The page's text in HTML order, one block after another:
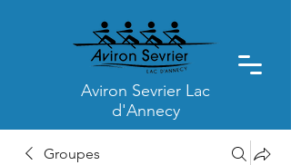
Aviron Sevrier Lac
d'Annecy
Groupes